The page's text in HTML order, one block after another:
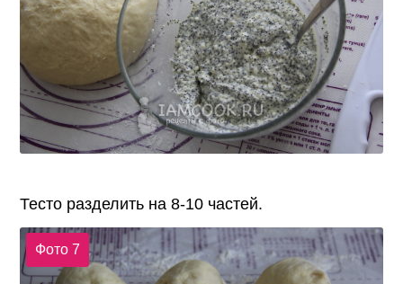
Тесто разделить на 8-10 частей.
Фото 7